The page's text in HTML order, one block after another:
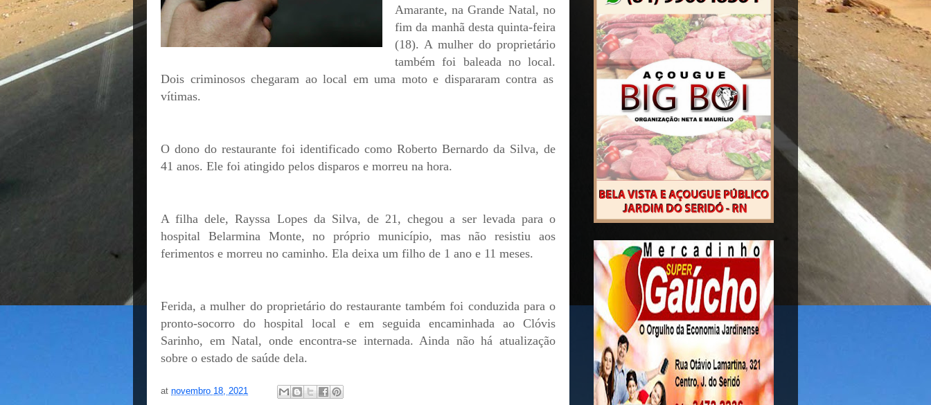
Amarante, na Grande Natal, no
fim da manhã desta quinta-feira
(18). A mulher do proprietário
também foi baleada no local.
Dois criminosos chegaram ao local em uma moto e dispararam contra as
vítimas.
O dono do restaurante foi identificado como Roberto Bernardo da Silva, de
41 anos. Ele foi atingido pelos disparos e morreu na hora.
A filha dele, Rayssa Lopes da Silva, de 21, chegou a ser levada para o
hospital Belarmina Monte, no próprio município, mas não resistiu aos
ferimentos e morreu no caminho. Ela deixa um filho de 1 ano e 11 meses.
Ferida, a mulher do proprietário do restaurante também foi conduzida para o
pronto-socorro do hospital local e em seguida encaminhada ao Clóvis
Sarinho, em Natal, onde encontra-se internada. Ainda não há atualização
sobre o estado de saúde dela.
at novembro 18, 2021